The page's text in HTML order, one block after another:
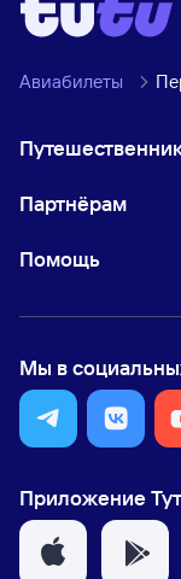
Авиабилеты
Партнёрам
Помощь
Мы в
Приложение